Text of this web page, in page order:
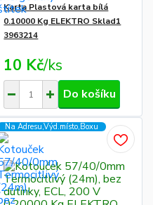
Karta Plastová karta bílá
0.10000 Kg ELEKTRO Sklad1
3963214
10 Kč/ks
Do košíku
Na Adresu,Výd.místo,Boxu